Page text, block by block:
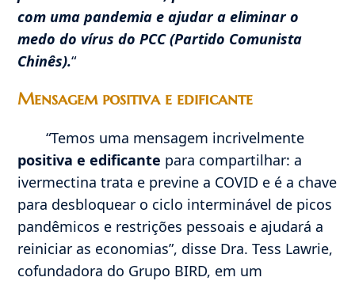
com uma pandemia e ajudar a eliminar o
medo do vírus do PCC (Partido Comunista
Chinês).“
Mensagem positiva e edificante
“Temos uma mensagem incrivelmente
positiva e edificante para compartilhar: a
ivermectina trata e previne a COVID e é a chave
para desbloquear o ciclo interminável de picos
pandêmicos e restrições pessoais e ajudará a
reiniciar as economias”, disse Dra. Tess Lawrie,
cofundadora do Grupo BIRD, em um